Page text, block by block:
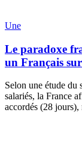
Une
Le paradoxe
un Français sur
Selon une étude du
salariés, la France
accordés (28 jours),